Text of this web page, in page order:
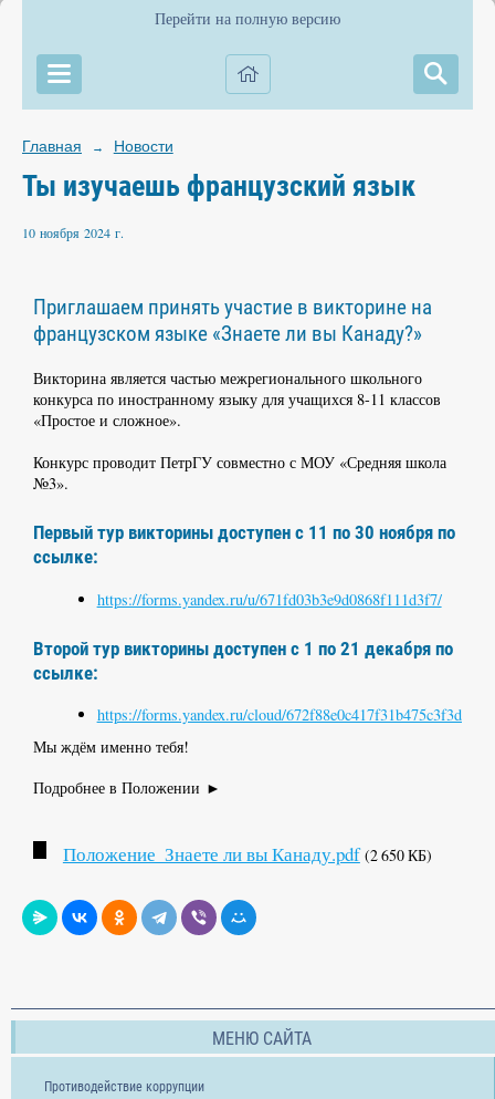
Перейти на полную версию
Главная → Новости
Ты изучаешь французский язык
10 ноября 2024 г.
Приглашаем принять участие в викторине на
французском языке «Знаете ли вы Канаду?»
Викторина является частью межрегионального школьного
конкурса по иностранному языку для учащихся 8-11 классов
«Простое и сложное».
Конкурс проводит ПетрГУ совместно с МОУ «Средняя школа
№3».
Первый тур викторины доступен с 11 по 30 ноября по
ссылке:
https://forms.yandex.ru/u/671fd03b3e9d0868f111d3f7/
Второй тур викторины доступен с 1 по 21 декабря по
ссылке:
https://forms.yandex.ru/cloud/672f88e0c417f31b475c3f3d/
Мы ждём именно тебя!
Подробнее в Положении ►
Положение_Знаете ли вы Канаду.pdf (2 650 КБ)
МЕНЮ САЙТА
Противодействие коррупции